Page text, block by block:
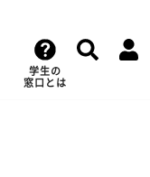
学生の
窓口とは